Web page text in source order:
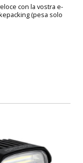
con la vostra e-
(pesa solo